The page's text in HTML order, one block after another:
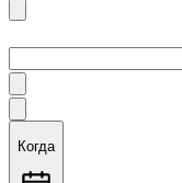
Когда